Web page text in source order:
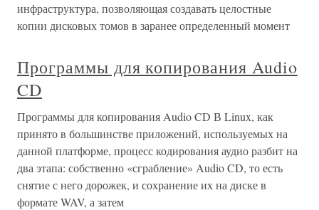
инфраструктура, позволяющая создавать целостные
копии дисковых томов в заранее определенный момент
Программы для копирования Audio
CD
Программы для копирования Audio CD В Linux, как
принято в большинстве приложений, используемых на
данной платформе, процесс кодирования аудио разбит на
два этапа: собственно «сграбление» Audio CD, то есть
снятие с него дорожек, и сохранение их на диске в
формате WAV, а затем